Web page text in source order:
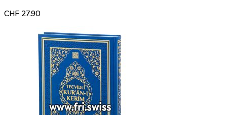
CHF 27.90